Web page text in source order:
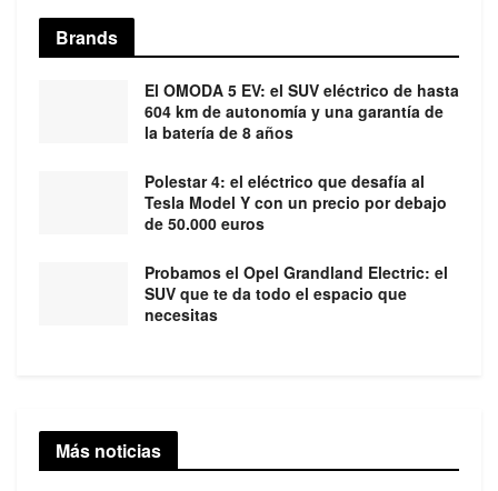
Brands
El OMODA 5 EV: el SUV eléctrico de hasta
604 km de autonomía y una garantía de
la batería de 8 años
Polestar 4: el eléctrico que desafía al
Tesla Model Y con un precio por debajo
de 50.000 euros
Probamos el Opel Grandland Electric: el
SUV que te da todo el espacio que
necesitas
Más noticias